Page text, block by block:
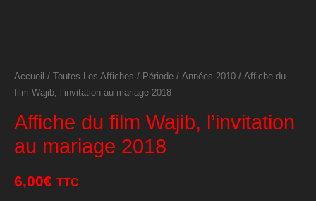
Accueil / Toutes Les Affiches / Période / Années 2010 / Affiche du
film Wajib, l’invitation au mariage 2018
Affiche du film Wajib, l’invitation
au mariage 2018
6,00€ TTC